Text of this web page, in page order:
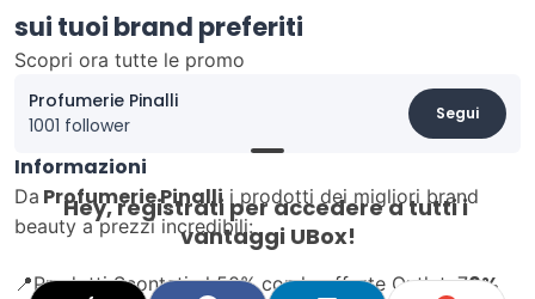
sui tuoi brand preferiti
Scopri ora tutte le promo
Profumerie Pinalli
1001 follower
Segui
Informazioni
Da Profumerie Pinalli i prodotti dei migliori brand
beauty a prezzi incredibili:
📍Prodotti Scontati al 50% con le offerte Outlet: 70%
Hey, registrati per accedere a tutti i
vantaggi UBox!